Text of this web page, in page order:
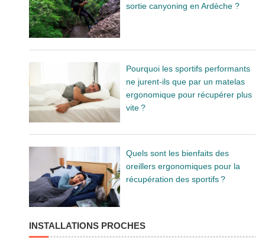
sortie canyoning en Ardèche ?
Pourquoi les sportifs performants
ne jurent-ils que par un matelas
ergonomique pour récupérer plus
vite ?
Quels sont les bienfaits des
oreillers ergonomiques pour la
récupération des sportifs ?
INSTALLATIONS PROCHES